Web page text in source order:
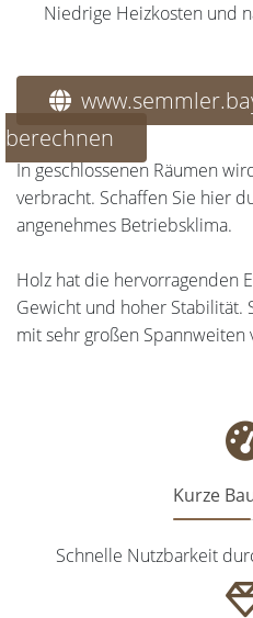
Niedrige Heizkosten und
berechnen
In geschlossenen Räumen
verbracht. Schaffen Sie hier
angenehmes Betriebsklima.
Holz hat die hervorragenden
Gewicht und hoher Stabilität.
mit sehr großen
Kurze
Schnelle Nutzbarkeit